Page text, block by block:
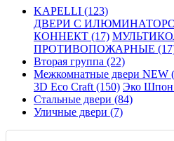
KAPELLI (123)
ДВЕРИ С
КОННЕКТ (17)
ПРОТИВОПОЖАРНЫЕ
Вторая группа (22)
Межкомнатные двери NEW
3D Eco Craft (150) Эко Шпон
Стальные двери (84)
Уличные двери (7)